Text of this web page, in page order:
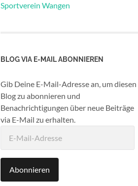
Sportverein Wangen
BLOG VIA E-MAIL ABONNIEREN
Gib Deine E-Mail-Adresse an, um diesen
Blog zu abonnieren und
Benachrichtigungen über neue Beiträge
via E-Mail zu erhalten.
Mail-
Abonnieren